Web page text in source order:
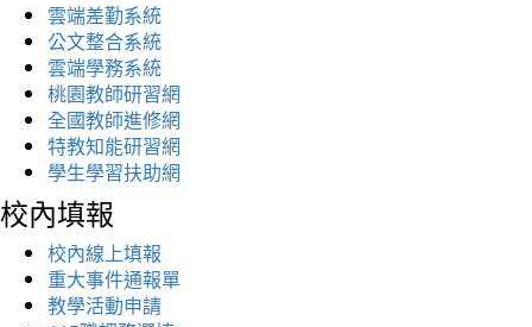
雲端差勤系統
公文整合系統
雲端學務系統
桃園教師研習網
全國教師進修網
特教知能研習網
學生學習扶助網
校內填報
校內線上填報
重大事件通報單
教學活動申請